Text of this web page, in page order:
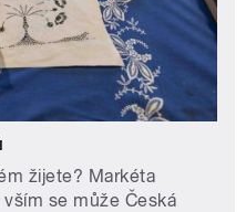
žijete? Markéta
se může Česká